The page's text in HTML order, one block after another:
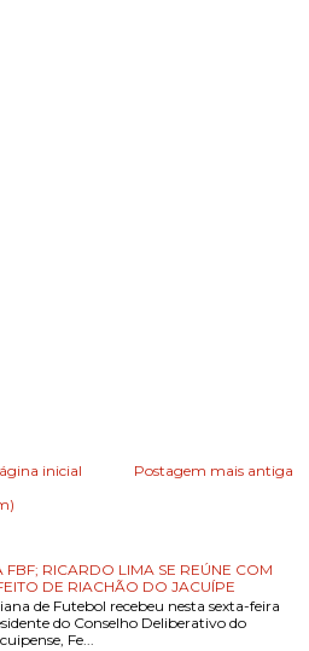
Postagem mais antiga
inicial
FBF; RICARDO LIMA SE REÚNE COM
DE RIACHÃO DO JACUÍPE
de Futebol recebeu nesta sexta-feira
do Conselho Deliberativo do
Fe...